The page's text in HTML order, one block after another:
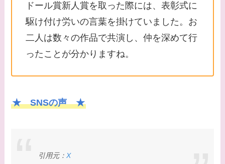
ドール賞新人賞を取った際には、表彰式に
駆け付け労いの言葉を掛けていました。お
二人は数々の作品で共演し、仲を深めて行
ったことが分かりますね。
★ SNSの声 ★
引用元：X